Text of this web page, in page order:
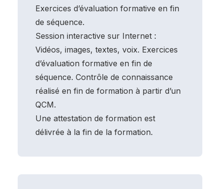
Exercices d’évaluation formative en fin
de séquence.
Session interactive sur Internet :
Vidéos, images, textes, voix. Exercices
d’évaluation formative en fin de
séquence. Contrôle de connaissance
réalisé en fin de formation à partir d’un
QCM.
Une attestation de formation est
délivrée à la fin de la formation.